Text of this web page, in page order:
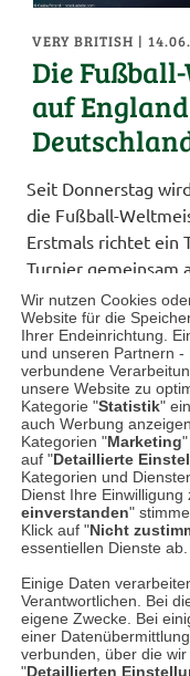
Wir nutzen Cookies
Website für die
Ihrer Endeinrichtung.
und unseren Partnern -
verbundene
unsere Website zu
Kategorie "Statistik"
auch Werbung
Kategorien "Marketing
auf "Detaillierte
Kategorien und
Dienst Ihre
einverstanden"
Klick auf "Nicht
essentiellen Dienste ab.
Einige Daten
Verantwortlichen. Bei
eigene Zwecke. Bei
einer
verbunden, über die
"Detaillierten
VERY BRITISH |
Die
auf
Seit Donnerstag
die Fußball-
Erstmals richtet ein
Turnier gemeinsam
teil – mehr als je
Für viele von Ihnen
Mannschaften im
natürlich
versprechen
Weiterlesen
Datenschutz